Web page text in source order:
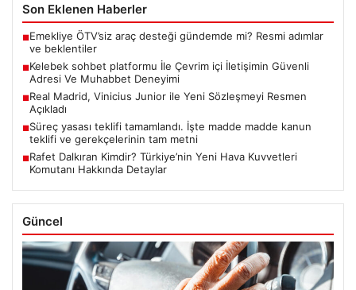
Son Eklenen Haberler
■Emekliye ÖTV’siz araç desteği gündemde mi? Resmi adımlar
ve beklentiler
■Kelebek sohbet platformu İle Çevrim içi İletişimin Güvenli
Adresi Ve Muhabbet Deneyimi
■Real Madrid, Vinicius Junior ile Yeni Sözleşmeyi Resmen
Açıkladı
■Süreç yasası teklifi tamamlandı. İşte madde madde kanun
teklifi ve gerekçelerinin tam metni
■Rafet Dalkıran Kimdir? Türkiye’nin Yeni Hava Kuvvetleri
Komutanı Hakkında Detaylar
Güncel